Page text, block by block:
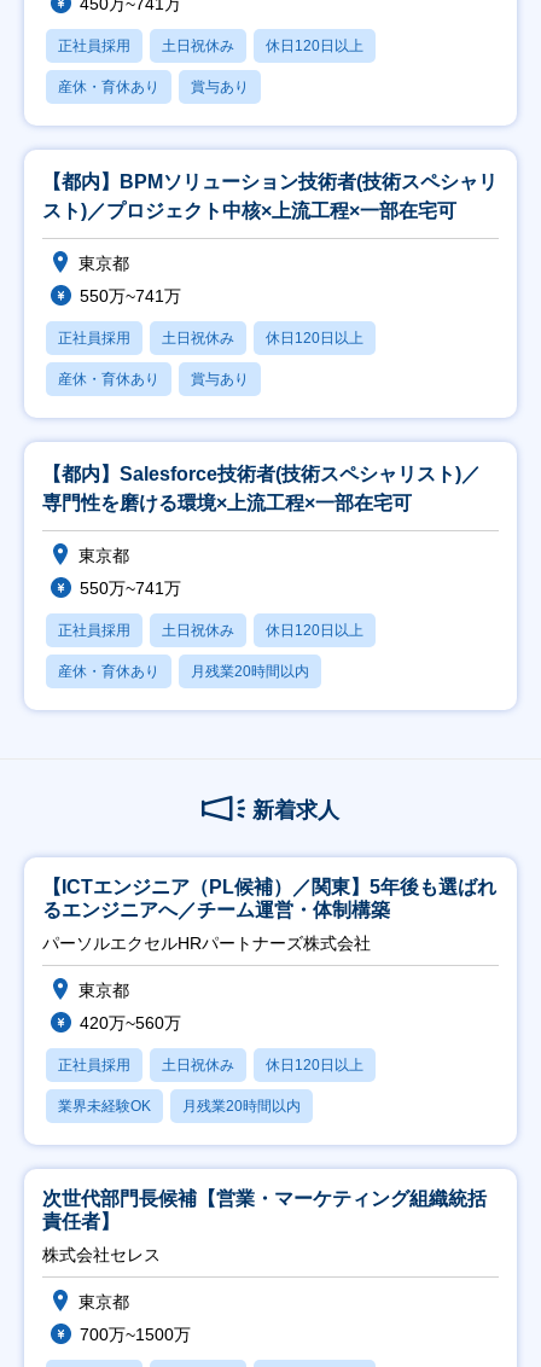
正社員採用 土日祝休み 休日120日以上
産休・育休あり 賞与あり
【都内】BPMソリューション技術者(技術スペシャリ
スト)／プロジェクト中核×上流工程×一部在宅可
東京都
550万~741万
正社員採用 土日祝休み 休日120日以上
産休・育休あり 賞与あり
【都内】Salesforce技術者(技術スペシャリスト)／
専門性を磨ける環境×上流工程×一部在宅可
東京都
550万~741万
正社員採用 土日祝休み 休日120日以上
産休・育休あり 月残業20時間以内
新着求人
【ICTエンジニア（PL候補）／関東】5年後も選ばれ
るエンジニアへ／チーム運営・体制構築
パーソルエクセルHRパートナーズ株式会社
東京都
420万~560万
正社員採用 土日祝休み 休日120日以上
業界未経験OK 月残業20時間以内
次世代部門長候補【営業・マーケティング組織統括
責任者】
株式会社セレス
東京都
700万~1500万